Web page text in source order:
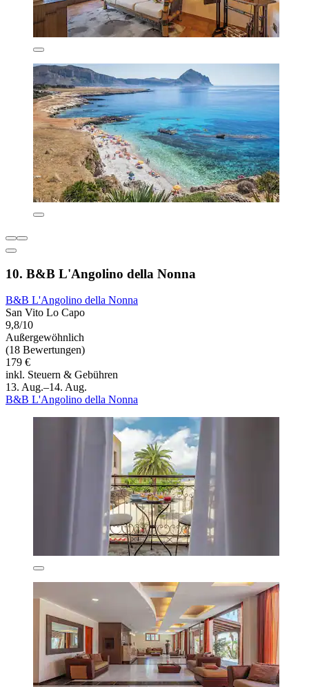
10. B&B L'Angolino della Nonna
B&B L'Angolino della Nonna
San Vito Lo Capo
9,8/10
Außergewöhnlich
(18 Bewertungen)
179 €
inkl. Steuern & Gebühren
13. Aug.–14. Aug.
B&B L'Angolino della Nonna